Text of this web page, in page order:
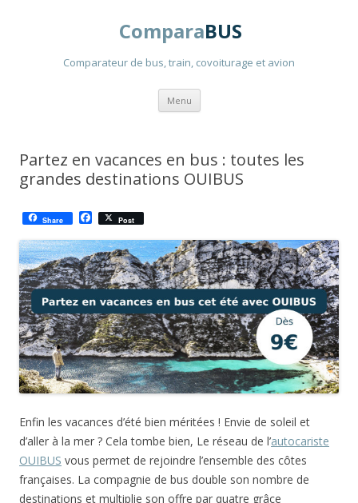
ComparaBUS
Comparateur de bus, train, covoiturage et avion
Menu Aller
contenu
Partez en vacances en bus : toutes les
grandes destinations OUIBUS
Share
a
c
e
b
o
o
k
Post
Enfin les vacances d’été bien méritées ! Envie de soleil et
d’aller à la mer ? Cela tombe bien, Le réseau de l’autocariste
OUIBUS vous permet de rejoindre l’ensemble des côtes
françaises. La compagnie de bus double son nombre de
destinations et multiplie son offre par quatre grâce